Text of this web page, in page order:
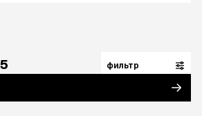
5 фильтр